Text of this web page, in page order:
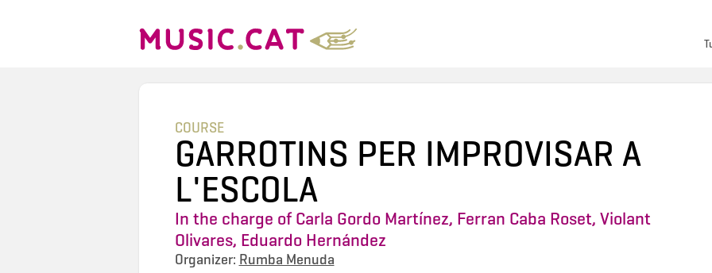
COURSE
GARROTINS PER IMPROVISAR A
L'ESCOLA
In the charge ofCarla Gordo Martínez, Ferran Caba Roset, Violant
Olivares, Eduardo Hernández
Organizer: Rumba Menuda